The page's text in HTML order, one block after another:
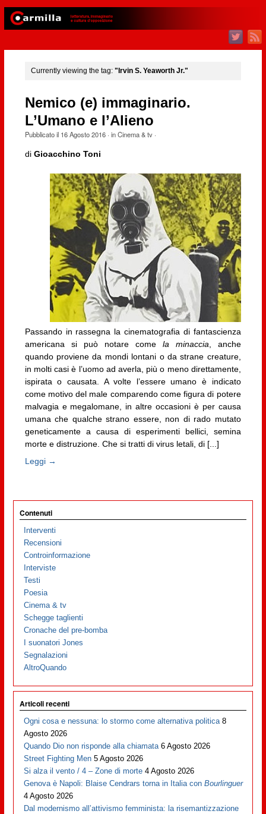
Currently viewing the tag: "Irvin S. Yeaworth Jr."
Nemico (e) immaginario.
L’Umano e l’Alieno
Pubblicato il 16 Agosto 2016· inCinema & tv·
di Gioacchino Toni
Passando in rassegna la cinematografia di fantascienza
americana si può notare come la minaccia , anche
quando proviene da mondi lontani o da strane creature,
in molti casi è l’uomo ad averla, più o meno direttamente,
ispirata o causata. A volte l’essere umano è indicato
come motivo del male comparendo come figura di potere
malvagia e megalomane, in altre occasioni è per causa
umana che qualche strano essere, non di rado mutato
geneticamente a causa di esperimenti bellici, semina
morte e distruzione. Che si tratti di virus letali, di [...]
Leggi →
Contenuti
Interventi
Recensioni
Controinformazione
Interviste
Testi
Poesia
Cinema & tv
Schegge taglienti
Cronache del pre-bomba
I suonatori Jones
Segnalazioni
AltroQuando
Articoli recenti
Ogni cosa e nessuna: lo stormo come alternativa politica 8
Agosto 2026
Quando Dio non risponde alla chiamata 6 Agosto 2026
Street Fighting Men 5 Agosto 2026
Si alza il vento / 4 – Zone di morte 4 Agosto 2026
Genova è Napoli: Blaise Cendrars torna in Italia conBourlinguer
4 Agosto 2026
Dal modernismo all’attivismo femminista: la risemantizzazione